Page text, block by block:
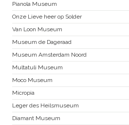
Pianola Museum
Onze Lieve heer op Solder
Van Loon Museum
Museum de Dageraad
Museum Amsterdam Noord
Multatuli Museum
Moco Museum
Micropia
Leger des Heilsmuseum
Diamant Museum